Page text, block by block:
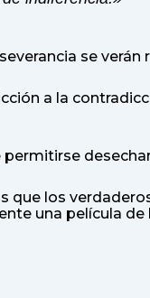
se verán
a la
que los
una película de